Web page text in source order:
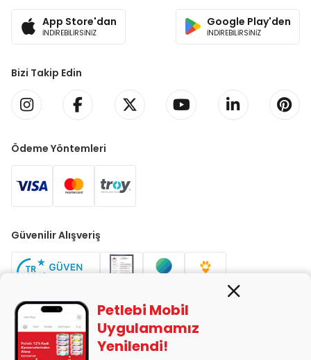
App Store'dan
İNDİREBİLİRSİNİZ
Google Play'den
İNDİREBİLİRSİNİZ
Bizi Takip Edin
Ödeme Yöntemleri
Güvenilir Alışveriş
PETLEBİ EVCİL HAYVAN ÜRÜNLERİ PAZ. SAN. TİC. LTD. ŞTİ. Alaşarköy
Petlebi Mobil
Uygulamamız
Yenilendi!